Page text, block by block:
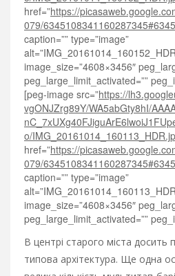
href=”https://
079/
caption=”” type=”image”
image_size=”4608×3456″
peg_large_limit_activated=””
[peg-image src=”https://
vgONJZrg89Y/WA5abGty8hI/
o/
href=”https://
079/
caption=”” type=”image”
image_size=”4608×3456″
peg_large_limit_activated=””
В центрі старого міста досить
типова архітектура. Ще одна